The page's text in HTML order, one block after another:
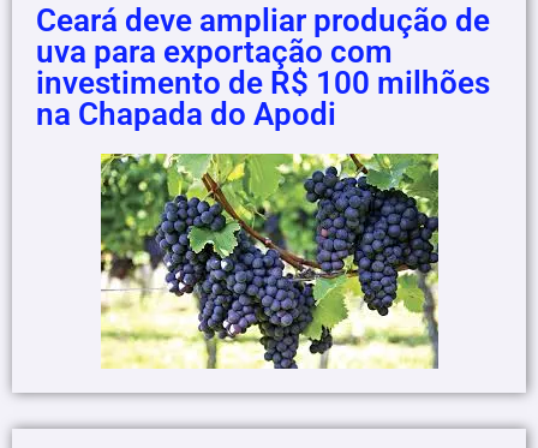
Ceará deve ampliar produção de
uva para exportação com
investimento de R$ 100 milhões
na Chapada do Apodi